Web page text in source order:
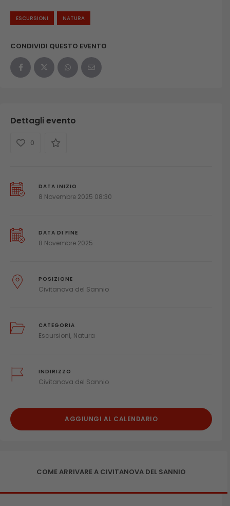
ESCURSIONI NATURA
CONDIVIDI QUESTO EVENTO
Dettagli evento
0
DATA INIZIO
8 Novembre 2025 08:30
DATA DI FINE
8 Novembre 2025
POSIZIONE
Civitanova del Sannio
CATEGORIA
Escursioni Natura
INDIRIZZO
Civitanova del Sannio
AGGIUNGI AL CALENDARIO
COME ARRIVARE A CIVITANOVA DEL SANNIO